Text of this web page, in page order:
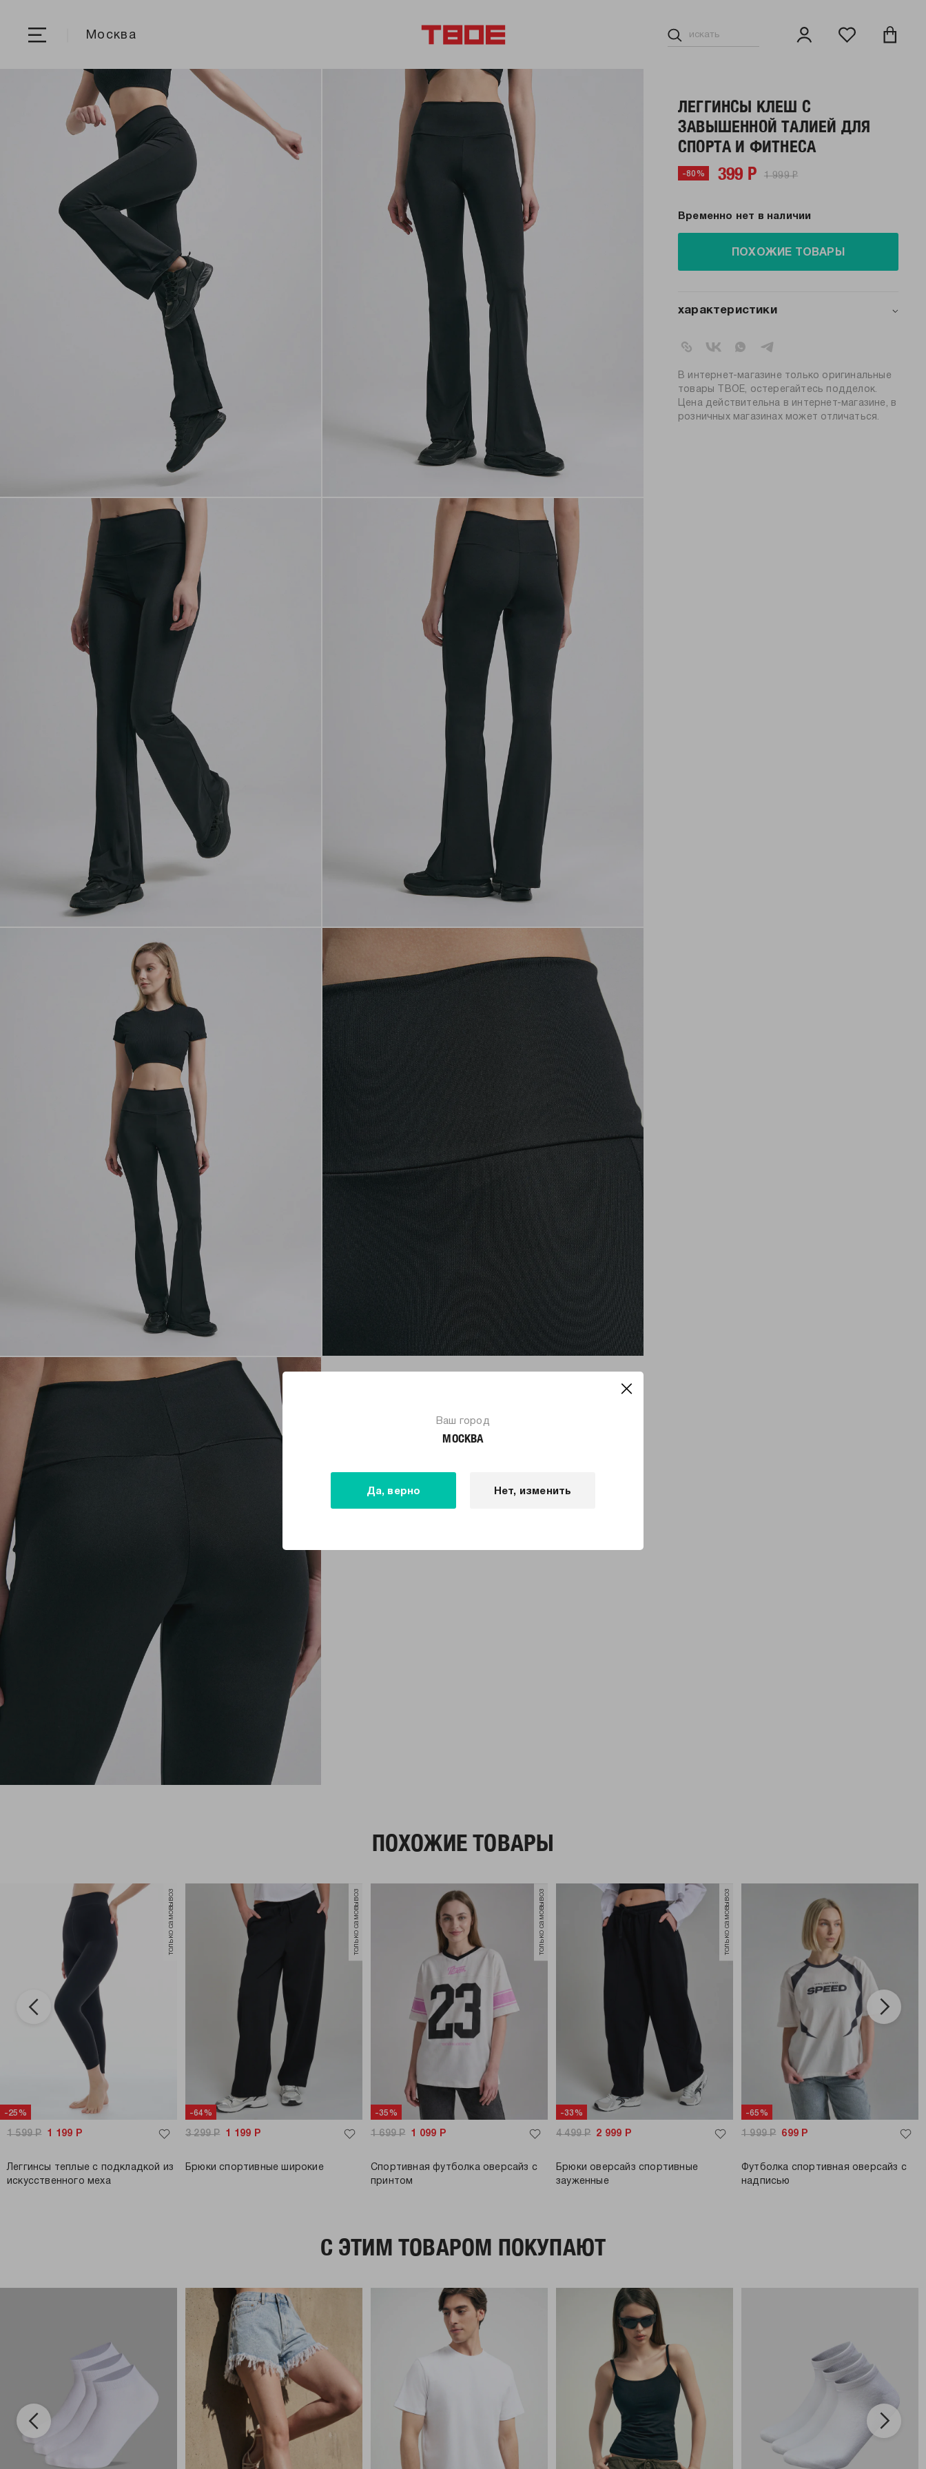
Москва
Ваш город
МОСКВА
Да, верно Нет, изменить
ЛЕГГИНСЫ КЛЕШ С
ЗАВЫШЕННОЙ ТАЛИЕЙ ДЛЯ
СПОРТА И ФИТНЕСА
-80% 399 Р 1 999 Р
Временно нет в наличии
ПОХОЖИЕ ТОВАРЫ
характеристики
коллекция:
вид застежки:
резинка
цвет:
черный
состав:
89% полиэстер, 11%
эластан
В интернет-магазине только оригинальные
товары ТВОЕ, остерегайтесь подделок.
Цена действительна в интернет-магазине, в
розничных магазинах может отличаться.
ПОХОЖИЕ ТОВАРЫ
-25%
только самовывоз
1 599Р 1 199 Р
Леггинсы теплые с подкладкой из
искусственного меха
-64%
только самовывоз
3 299Р 1 199 Р
Брюки спортивные широкие
-35%
только самовывоз
1 699Р 1 099 Р
Спортивная футболка оверсайз с
принтом
-33%
только самовывоз
4 499Р 2 999 Р
Брюки оверсайз спортивные
зауженные
-65%
1 999Р 699 Р
Футболка спортивная оверсайз с
надписью
C ЭТИМ ТОВАРОМ ПОКУПАЮТ